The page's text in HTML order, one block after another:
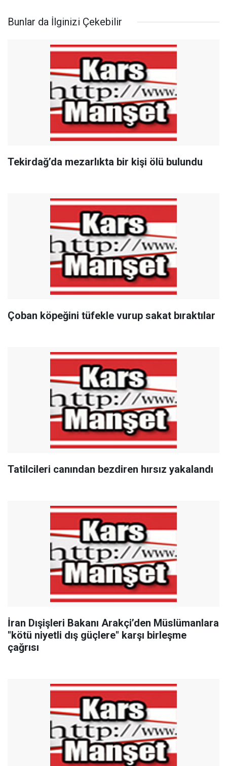
Bunlar da İlginizi Çekebilir
Tekirdağ’da mezarlıkta bir kişi ölü bulundu
Çoban köpeğini tüfekle vurup sakat bıraktılar
Tatilcileri canından bezdiren hırsız yakalandı
İran Dışişleri Bakanı Arakçi’den Müslümanlara
"kötü niyetli dış güçlere" karşı birleşme
çağrısı